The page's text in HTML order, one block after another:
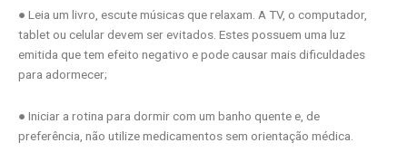
● Leia um livro, escute músicas que relaxam. A TV, o computador,
tablet ou celular devem ser evitados. Estes possuem uma luz
emitida que tem efeito negativo e pode causar mais dificuldades
para adormecer;
● Iniciar a rotina para dormir com um banho quente e, de
preferência, não utilize medicamentos sem orientação médica.